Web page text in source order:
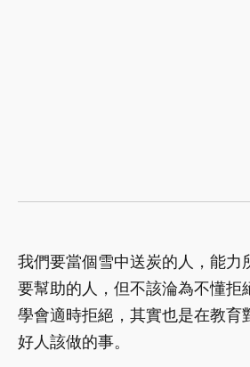
我們要當個雪中送炭的人，能力
要幫助的人，但不該淪為不懂拒
學會適時拒絕，其實也是在教育
好人該做的事。